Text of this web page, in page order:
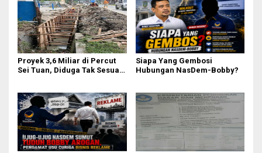
Proyek 3,6 Miliar di Percut
Sei Tuan, Diduga Tak Sesuai
Tercantum di Papan
Informasi
Siapa Yang Gembosi
Hubungan NasDem-Bobby?